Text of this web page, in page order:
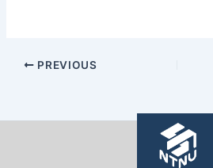
PREVIOUS